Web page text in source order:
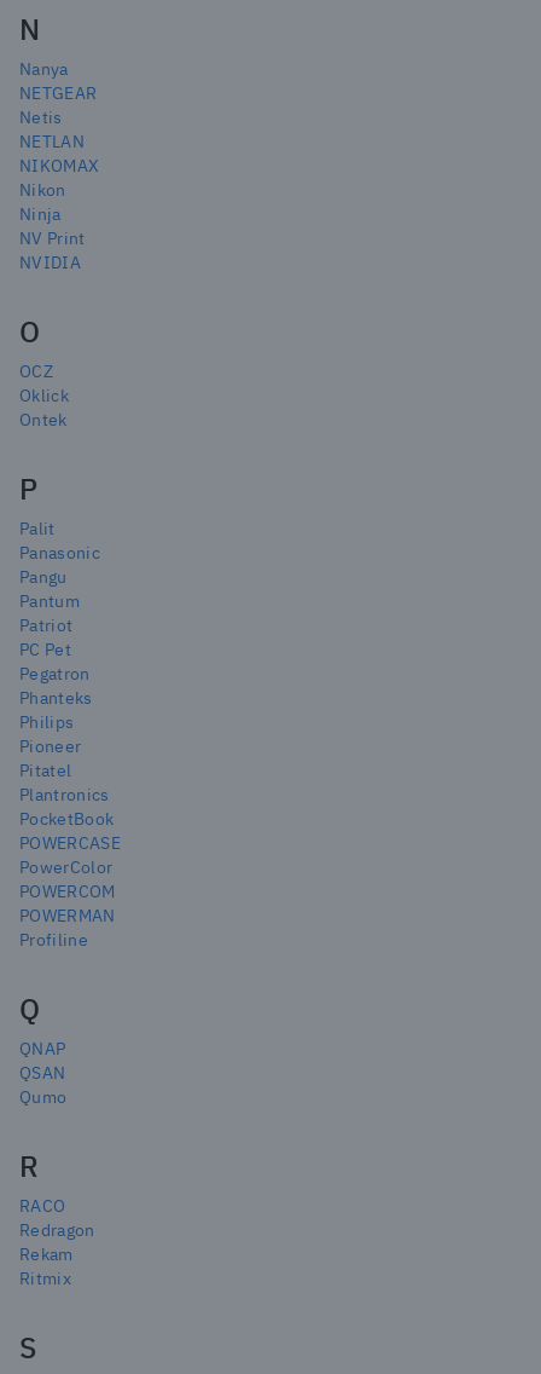
N
Nanya
NETGEAR
Netis
NETLAN
NIKOMAX
Nikon
Ninja
NV Print
NVIDIA
O
OCZ
Oklick
Ontek
P
Palit
Panasonic
Pangu
Pantum
Patriot
PC Pet
Pegatron
Phanteks
Philips
Pioneer
Pitatel
Plantronics
PocketBook
POWERCASE
PowerColor
POWERCOM
POWERMAN
Profiline
Q
QNAP
QSAN
Qumo
R
RACO
Redragon
Rekam
Ritmix
S